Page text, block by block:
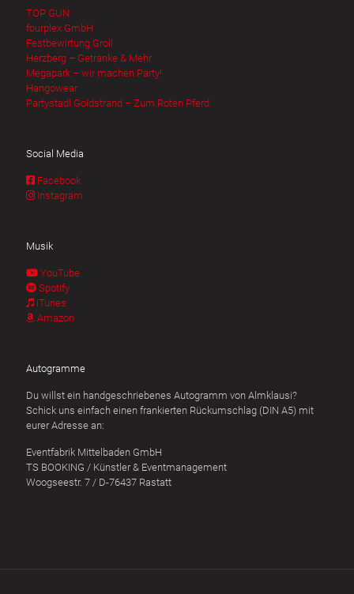
TOP GUN
fourplex GmbH
Festbewirtung Groll
Herzberg – Getränke & Mehr
Megapark – wir machen Party!
Hangowear
Partystadl Goldstrand – Zum Roten Pferd
Social Media
Facebook
Instagram
Musik
YouTube
Spotify
iTunes
Amazon
Autogramme
Du willst ein handgeschriebenes Autogramm von Almklausi?
Schick uns einfach einen frankierten Rückumschlag (DIN A5) mit
eurer Adresse an:
Eventfabrik Mittelbaden GmbH
TS BOOKING / Künstler & Eventmanagement
Woogseestr. 7 / D-76437 Rastatt